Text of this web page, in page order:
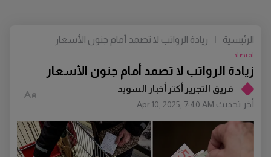
فريق التجرير أكتر أخبار السويد
أخر تحديث Apr 10, 2025, 7:40 AM
زيادة الرواتب لا تصمد أمام جنون الأسعار
اقتصاد
الرئيسية | زيادة الرواتب لا تصمد أمام جنون الأسعار